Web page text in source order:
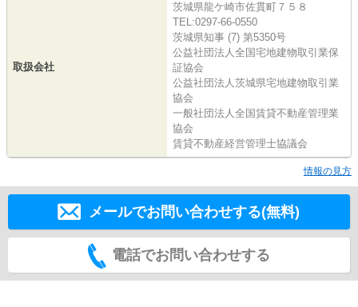
取扱会社
茨城県龍ケ崎市佐貫町７５８
TEL:0297-66-0550
茨城県知事 (7) 第5350号
公益社団法人全国宅地建物取引業保
証協会
公益社団法人茨城県宅地建物取引業
協会
一般社団法人全国賃貸不動産管理業
協会
賃貸不動産経営管理士協議会
情報の見方
メールでお問い合わせする(無料)
電話でお問い合わせする